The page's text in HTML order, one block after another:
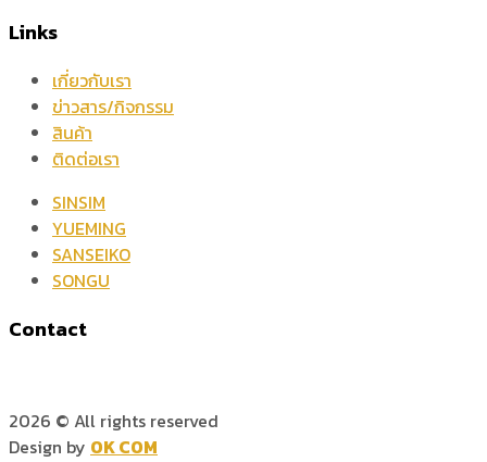
Links
เกี่ยวกับเรา
ข่าวสาร/กิจกรรม
สินค้า
ติดต่อเรา
SINSIM
YUEMING
SANSEIKO
SONGU
Contact
2026 © All rights reserved
Design by OK COM